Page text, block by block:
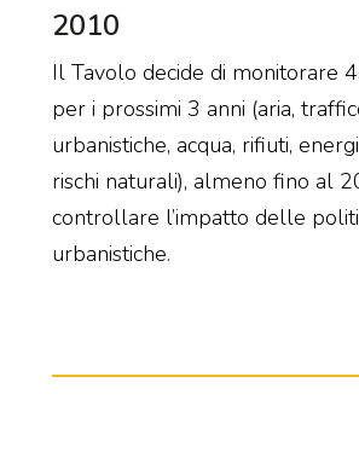
2010
Il Tavolo decide di monitorare
per i prossimi 3 anni (aria,
urbanistiche, acqua, rifiuti,
rischi naturali), almeno fino al
controllare l’impatto delle
urbanistiche.